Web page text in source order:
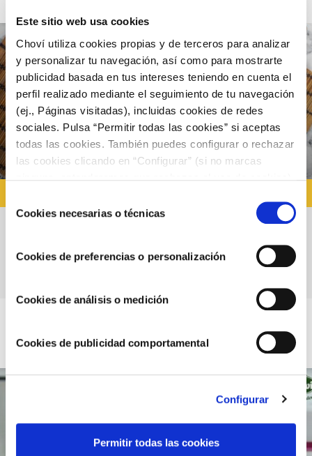
Este sitio web usa cookies
Choví utiliza cookies propias y de terceros para analizar
y personalizar tu navegación, así como para mostrarte
publicidad basada en tus intereses teniendo en cuenta el
perfil realizado mediante el seguimiento de tu navegación
(ej., Páginas visitadas), incluidas cookies de redes
sociales. Pulsa “Permitir todas las cookies” si aceptas
todas las cookies. También puedes configurar o rechazar
las cookies clicando en “Configurar” (si no marcas
COOKIES.
deCookies necesarias o técnicas
Cookies de preferencias o personalización
Cookies de análisis o medición
Cookies de publicidad comportamental
Configurar
Permitir todas las cookies
Tartar de Atún con salsa Ajonesa, trufa,
aguacate, cebolleta, tajín y lima